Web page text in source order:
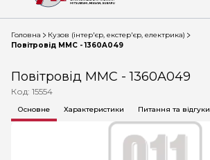
Головна
Кузов (інтер'єр, екстер'єр, електрика)
Повітровід MMC - 1360A049
Повітровід MMC - 1360A049
Код: 15554
Основне Характеристики Питання та відгуки